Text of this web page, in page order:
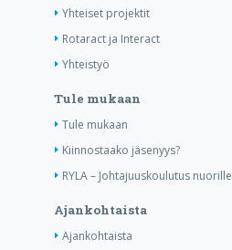
Yhteiset projektit
Rotaract ja Interact
Yhteistyö
Tule mukaan
Tule mukaan
Kiinnostaako jäsenyys?
RYLA – Johtajuuskoulutus nuorille
Ajankohtaista
Ajankohtaista